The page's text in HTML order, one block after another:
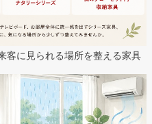
客に見られる場所を整える家具